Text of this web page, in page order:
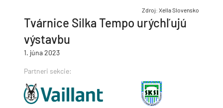
Zdroj: Xella Slovensko
Tvárnice Silka Tempo urýchľujú
výstavbu
1. júna 2023
Partneri sekcie: